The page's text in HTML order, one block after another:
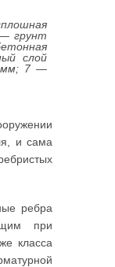
грунт
слой
мм; 7 —
и сама
ребра
при
класса